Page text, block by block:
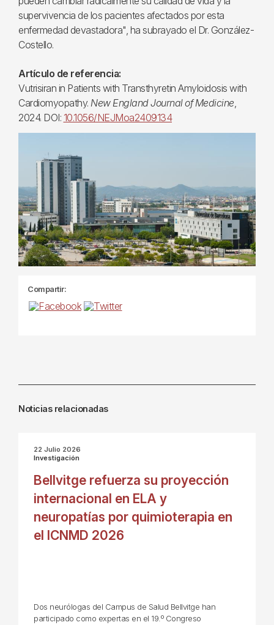
supervivencia de los pacientes afectados por esta
enfermedad devastadora", ha subrayado el Dr. González-
Costello.
Artículo de referencia:
Vutrisiran in Patients with Transthyretin Amyloidosis with
Cardiomyopathy. New England Journal of Medicine,
2024. DOI: 10.1056/NEJMoa2409134
Compartir:
Noticias relacionadas
22 Julio 2026
Investigación
Bellvitge refuerza su proyección
internacional en ELA y
neuropatías por quimioterapia en
el ICNMD 2026
Dos neurólogas del Campus de Salud Bellvitge han
participado como expertas en el 19.º Congreso